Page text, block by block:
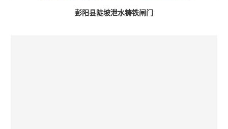
彭阳县陡坡泄水铸铁闸门